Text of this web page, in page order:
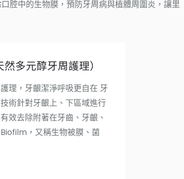
腔中的生物膜，預防牙周病與植體周圍炎，讓里